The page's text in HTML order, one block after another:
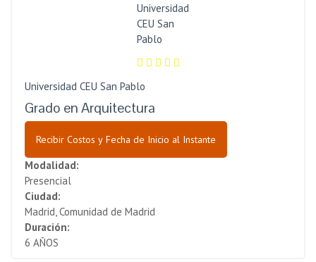
Universidad CEU San Pablo
Grado en Arquitectura
Recibir Costos y Fecha de Inicio al Instante
Modalidad:
Presencial
Ciudad:
Madrid, Comunidad de Madrid
Duración:
6 AÑOS